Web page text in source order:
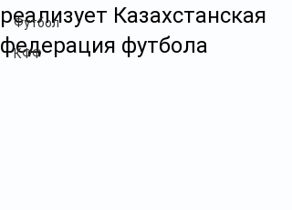
Футбол
КФФ
реализует Казахстанская
федерация футбола